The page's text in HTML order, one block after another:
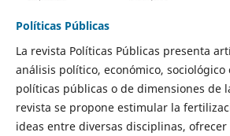
Políticas Públicas
La revista Políticas Públicas presenta
análisis político, económico,
políticas públicas o de dimensiones de
revista se propone estimular la
ideas entre diversas disciplinas,